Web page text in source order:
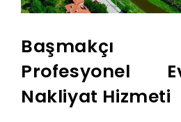
Profesyonel
Nakliyat Hizmeti